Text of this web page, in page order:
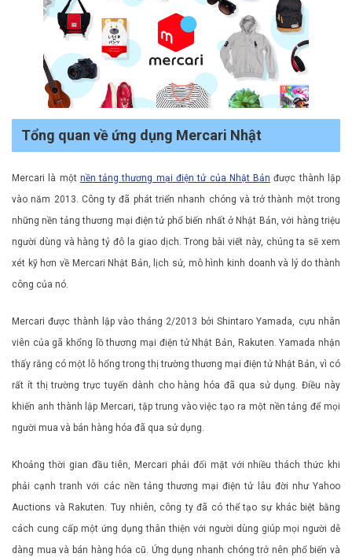
Tổng quan về ứng dụng Mercari Nhật
Mercari là một nền tảng thương mại điện tử của Nhật Bản được thành lập
vào năm 2013. Công ty đã phát triển nhanh chóng và trở thành một trong
những nền tảng thương mại điện tử phổ biến nhất ở Nhật Bản, với hàng triệu
người dùng và hàng tỷ đô la giao dịch. Trong bài viết này, chúng ta sẽ xem
xét kỹ hơn về Mercari Nhật Bản, lịch sử, mô hình kinh doanh và lý do thành
công của nó.
Mercari được thành lập vào tháng 2/2013 bởi Shintaro Yamada, cựu nhân
viên của gã khổng lồ thương mại điện tử Nhật Bản, Rakuten. Yamada nhận
thấy rằng có một lỗ hổng trong thị trường thương mại điện tử Nhật Bản, vì có
rất ít thị trường trực tuyến dành cho hàng hóa đã qua sử dụng. Điều này
khiến anh thành lập Mercari, tập trung vào việc tạo ra một nền tảng để mọi
người mua và bán hàng hóa đã qua sử dụng.
Khoảng thời gian đầu tiên, Mercari phải đối mặt với nhiều thách thức khi
phải cạnh tranh với các nền tảng thương mại điện tử lâu đời như Yahoo
Auctions và Rakuten. Tuy nhiên, công ty đã có thể tạo sự khác biệt bằng
cách cung cấp một ứng dụng thân thiện với người dùng giúp mọi người dễ
dàng mua và bán hàng hóa cũ. Ứng dụng nhanh chóng trở nên phổ biến và